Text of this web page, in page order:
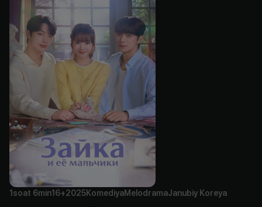
1soat 6min16+2025KomediyaMelodramaJanubiy Koreya